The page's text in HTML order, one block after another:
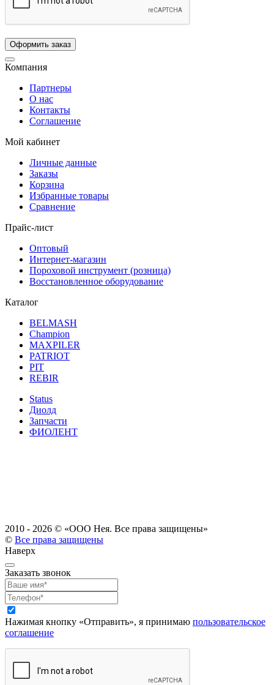
Компания
Партнеры
О нас
Контакты
Соглашение
Мой кабинет
Личные данные
Заказы
Корзина
Избранные товары
Сравнение
Прайс-лист
Оптовый
Интернет-магазин
Пороховой инструмент (розница)
Восстановленное оборудование
Каталог
BELMASH
Champion
MAXPILER
PATRIOT
PIT
REBIR
Status
Диолд
Запчасти
ФИОЛЕНТ
2010 - 2026 © «ООО Нея. Все права защищены»
© Все права защищены
Наверх
Заказать звонок
Нажимая кнопку «Отправить», я принимаю пользовательское
соглашение